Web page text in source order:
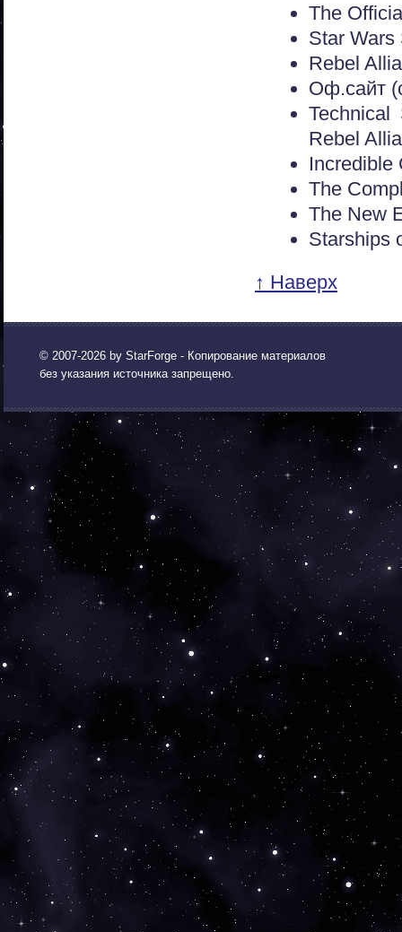
The
Star Wars
Rebel
Оф.сайт
Rebel
Incredible
The
The New
Starships
↑ Наверх
© 2007-2026 by StarForge - Копирование материалов
без указания источника запрещено.